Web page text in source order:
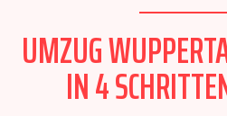
UMZUG
IN 4